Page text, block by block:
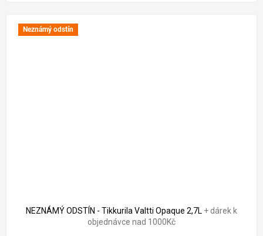
Neznámý odstín
NEZNÁMÝ ODSTÍN - Tikkurila Valtti Opaque 2,7L + dárek k
objednávce nad 1000Kč